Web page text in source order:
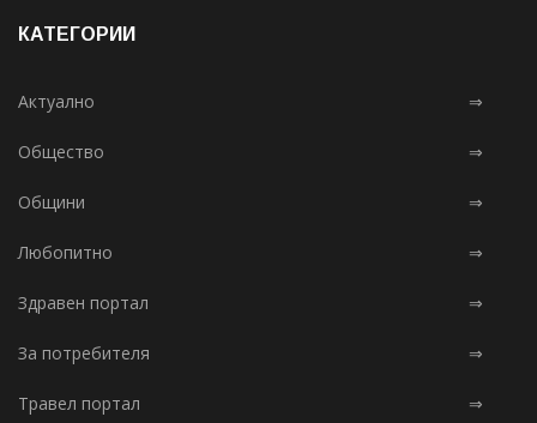
КАТЕГОРИИ
Актуално ⇒
Общество ⇒
Общини ⇒
Любопитно ⇒
Здравен портал ⇒
За потребителя ⇒
Травел портал ⇒